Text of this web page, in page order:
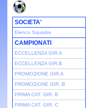
SOCIETA'
Elenco Squadre
CAMPIONATI
ECCELLENZA GIR.A
ECCELLENZA GIR.B
PROMOZIONE GIR.A
PROMOZIONE GIR. B
PRIMA CAT. GIR. B
PRIMA CAT. GIR. C